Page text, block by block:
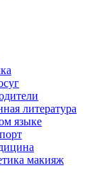
литература
языке
макияж